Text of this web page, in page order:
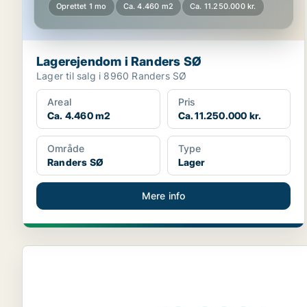
Oprettet 1 mo Ca. 4.460 m2 Ca. 11.250.000 kr.
Lagerejendom i Randers SØ
Lager til salg i 8960 Randers SØ
Areal
Ca. 4.460 m2
Pris
Ca. 11.250.000 kr.
Område
Randers SØ
Type
Lager
Mere info